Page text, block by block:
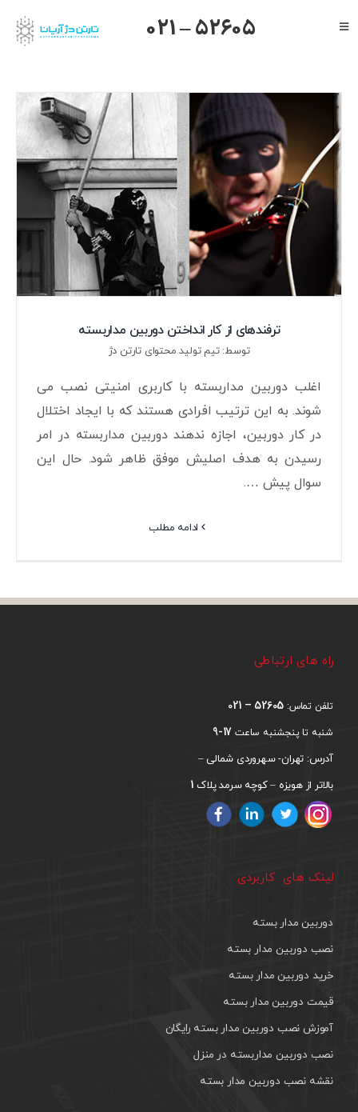
to
Toggle
گرنداستریم
یالینک
میکروتیک
هایک ویژن
داهوا
درباره ما
021 – 52605
ترفندهای از کار انداختن دوربین مداربسته
توسط: تیم تولید محتوای تارتن دژ
اغلب دوربین مداربسته با کاربری امنیتی نصب می
شوند. به این ترتیب افرادی هستند که با ایجاد اختلال
در کار دوربین، اجازه ندهند دوربین مداربسته در امر
رسیدن به هدف اصلیش موفق ظاهر شود. حال این
سوال پیش ….
ادامه مطلب
راه های ارتباطی
تلفن تماس: 52605 – 021
شنبه تا پنجشنبه ساعت 17-9
آدرس: تهران- سهروردی شمالی –
بالاتر از هویزه – کوچه سرمد پلاک 1
لینک های کاربردی
دوربین مدار بسته
نصب دوربین مدار بسته
خرید دوربین مدار بسته
قیمت دوربین مدار بسته
آموزش نصب دوربین مدار بسته رایگان
نصب دوربین مداربسته در منزل
نقشه نصب دوربین مدار بسته